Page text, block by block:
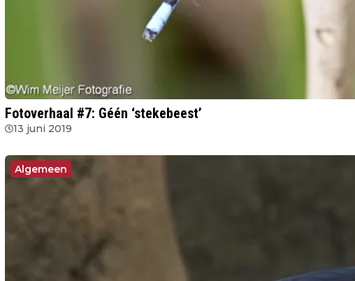
Fotoverhaal #7: Géén ‘stekebeest’
13 juni 2019
Algemeen